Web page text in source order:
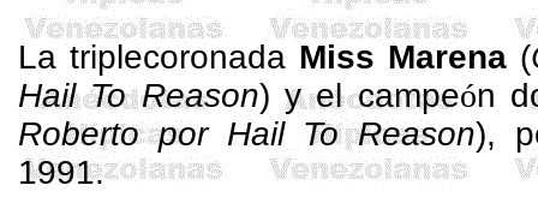
Latriplecoronada MissMarena(
Hail To Reason) y el campeón
Roberto por Hail To Reason),
1991.